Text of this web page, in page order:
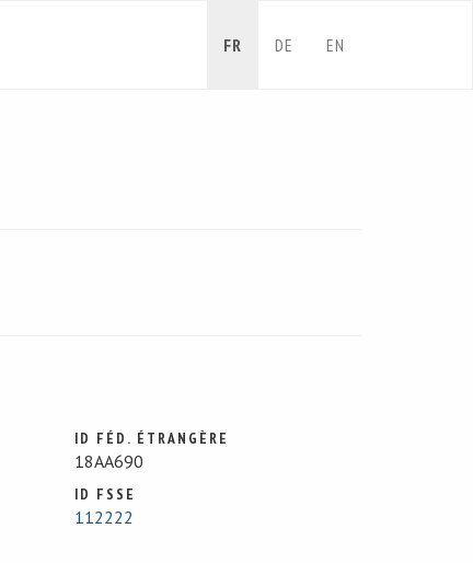
FR DE EN
ID FÉD. ÉTRANGÈRE
18AA690
ID FSSE
112222